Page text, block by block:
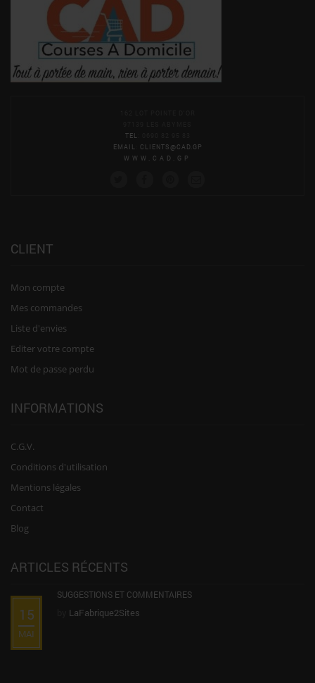
TEL
EMAIL
CLIENTS@CAD.GP
WWW.CAD.GP
CLIENT
Mon compte
Mes commandes
Liste d'envies
Editer votre compte
Mot de passe perdu
INFORMATIONS
C.G.V.
Conditions d'utilisation
Mentions légales
Contact
Blog
ARTICLES RÉCENTS
15
MAI
SUGGESTIONS ET COMMENTAIRES
LaFabrique2Sites